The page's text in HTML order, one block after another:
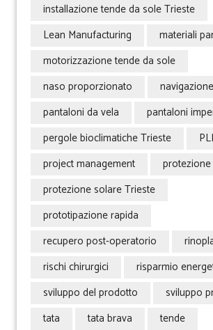
installazione tende da sole Trieste
Lean Manufacturing
materiali
motorizzazione tende da sole
naso proporzionato
pantaloni da vela
pantaloni
pergole bioclimatiche Trieste
project management
protezione solare Trieste
prototipazione rapida
recupero post-operatorio
rischi chirurgici
risparmio
sviluppo del prodotto
sviluppo
tata
tata brava
tende